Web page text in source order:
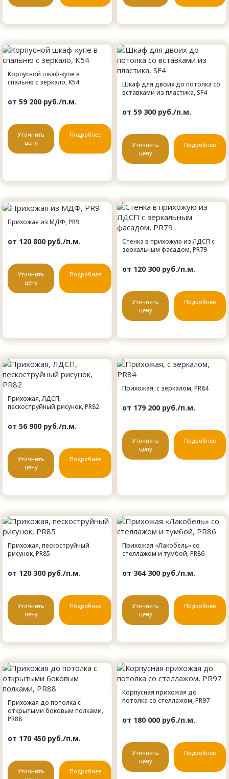
Корпусной шкаф-купе в
спальню с зеркало, K54
от 59 200 руб./п.м.
Уточнить
цену
Подробнее
Шкаф для двоих до потолка со
вставками из пластика, SF4
от 59 300 руб./п.м.
Уточнить
цену
Подробнее
Прихожая из МДФ, PR9
от 120 800 руб./п.м.
Уточнить
цену
Подробнее
Стенка в прихожую из ЛДСП с
зеркальным фасадом, PR79
от 120 300 руб./п.м.
Уточнить
цену
Подробнее
Прихожая, ЛДСП,
пескоструйный рисунок, PR82
от 56 900 руб./п.м.
Уточнить
цену
Подробнее
Прихожая, с зеркалом, PR84
от 179 200 руб./п.м.
Уточнить
цену
Подробнее
Прихожая, пескоструйный
рисунок, PR85
от 120 300 руб./п.м.
Уточнить
цену
Подробнее
Прихожая «Лакобель» со
стеллажом и тумбой, PR86
от 364 300 руб./п.м.
Уточнить
цену
Подробнее
Прихожая до потолка с
открытыми боковым полками,
PR88
от 170 450 руб./п.м.
Уточнить
Подробнее
Корпусная прихожая до
потолка со стеллажом, PR97
от 180 000 руб./п.м.
Уточнить
цену
Подробнее